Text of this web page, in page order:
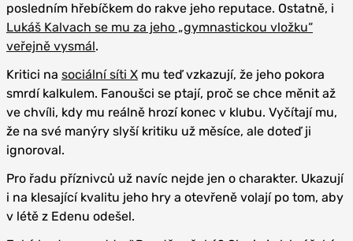
posledním hřebíčkem do rakve jeho reputace. Ostatně, i
Lukáš Kalvach se mu za jeho „gymnastickou vložku“
veřejně vysmál.
Kritici na sociální síti X mu teď vzkazují, že jeho pokora
smrdí kalkulem. Fanoušci se ptají, proč se chce měnit až
ve chvíli, kdy mu reálně hrozí konec v klubu. Vyčítají mu,
že na své manýry slyší kritiku už měsíce, ale doteď ji
ignoroval.
Pro řadu příznivců už navíc nejde jen o charakter. Ukazují
i na klesající kvalitu jeho hry a otevřeně volají po tom, aby
v létě z Edenu odešel.